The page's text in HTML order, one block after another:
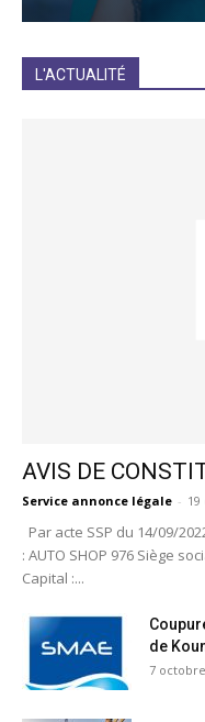
L'ACTUALITÉ
AVIS DE
Service annonce légale -
Par acte SSP du 14/09/
: AUTO SHOP 976 Siège
Capital :...
de
7